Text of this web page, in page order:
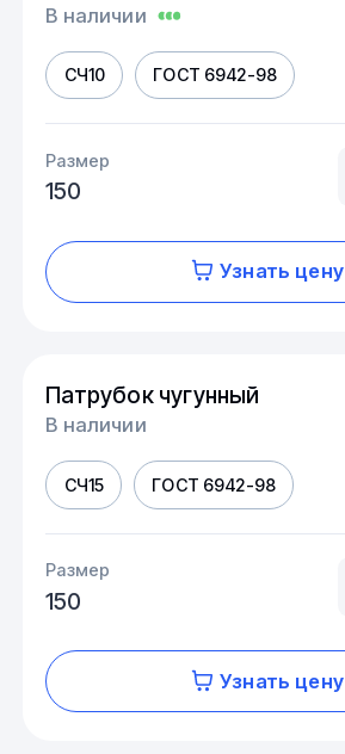
В наличии
СЧ10 ГОСТ 6942-98
Размер
150
Узнать цену
Патрубок чугунный
В наличии
СЧ15 ГОСТ 6942-98
Размер
150
Узнать цену